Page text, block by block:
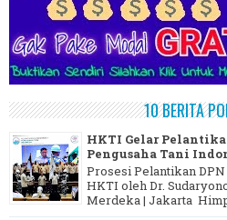
10 BERITA
HKTI Gelar
Pengusaha Tani
Prosesi Pelantikan
HKTI oleh Dr.
Merdeka | Jakarta